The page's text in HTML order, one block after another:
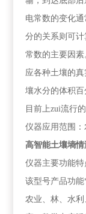
电常数的变化
分的关系则可
常数的主要因
应各种土壤的
壤水分的体积
目前上zui流行
仪器应用范围：
高智能土壤墒
仪器主要功能特
该型号产品功
农业、林、水